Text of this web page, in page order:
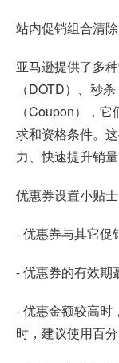
站内促销组合清
亚马逊提供了多
（DOTD）、秒
（Coupon），
求和资格条件。
力、快速提升销
优惠券设置小贴士
- 优惠券与其它促
- 优惠券的有效期
- 优惠金额较高时
时，建议使用百分